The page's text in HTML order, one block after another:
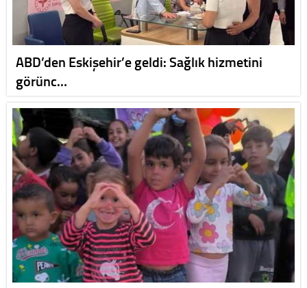
ABD’den Eskişehir’e geldi: Sağlık hizmetini
görünc…